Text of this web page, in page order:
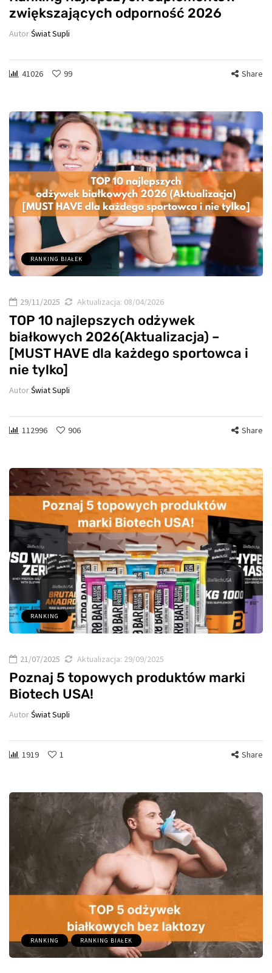
zwiększających odporność 2026
AutorŚwiat Supli
41026 99 Share
RANKING BIAŁEK
29/11/2025 Aktualizacja: 08/04/2026
TOP 10 najlepszych odżywek
białkowych 2026(Aktualizacja) –
[MUST HAVE dla każdego sportowca i
nie tylko]
AutorŚwiat Supli
112996 906 Share
RANKING
21/07/2025 Aktualizacja: 29/09/2025
Poznaj 5 topowych produktów marki
Biotech USA!
AutorŚwiat Supli
1919 1 Share
RANKING RANKING BIAŁEK